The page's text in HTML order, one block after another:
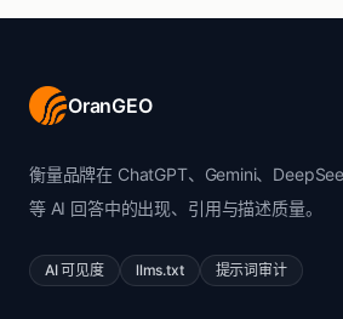
OranGEO
衡量品牌在 ChatGPT、Gemini、
等 AI 回答中的出现、引用与描述质量。
AI 可见度 llms.txt 提示词审计